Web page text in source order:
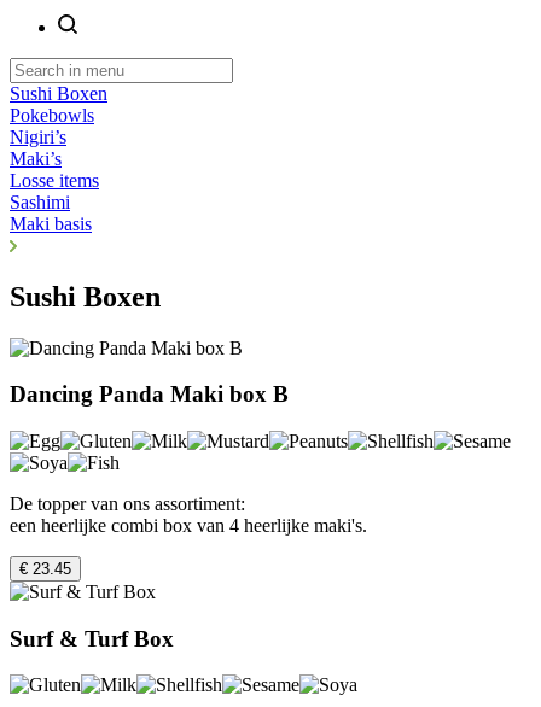
Sushi Boxen
Pokebowls
Nigiri’s
Maki’s
Losse items
Sashimi
Maki basis
Sushi Boxen
Dancing Panda Maki box B
De topper van ons assortiment:
een heerlijke combi box van 4 heerlijke maki's.
€ 23.45
Surf & Turf Box